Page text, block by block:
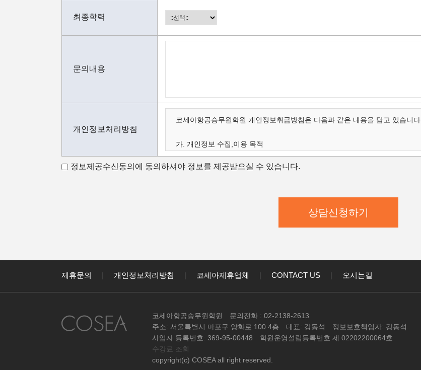
최종학력
문의내용
개인정보처리방침
코세아항공승무원학원 개인정보취급방침은 다음과 같은 내용을 담고 있습니다.
가. 개인정보 수집,이용 목적
나. 수집하는 개인정보의 항목
다. 개인정보의 보유 및 이용 기간
- 홈페이지 내 상담신청(입학문의, 상담신청)
- 과정문의에 대한 학과담당자들의 전화 및 이메일 상담
코세아항공승무원학원은 고객님의 온라인상담(입학문의, 상담신청)을 위해
- 이름, 핸드폰, 이메일, 직업, 나이 기록
다.개인정보의 보유 및 이용 기간
원칙적으로 개인정보 수집 및 이용목적이 달성된 후에는 해당 정보를 지체
없이 파기합니다
정보제공수신동의에 동의하셔야 정보를 제공받으실 수 있습니다.
제휴문의 | 개인정보처리방침 | 코세아제휴업체 | CONTACT US | 오시는길
코세아항공승무원학원
문의전화 : 02-2138-2613
주소: 서울특별시 마포구 양화로 100 4층
대표: 강동석
정보보호책임자: 강동석
사업자 등록번호: 369-95-00448
학원운영설립등록번호 제 02202200064호
수강료 조회
copyright(c) COSEA all right reserved.